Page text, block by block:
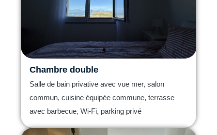
Chambre double
Salle de bain privative avec vue mer, salon
commun, cuisine équipée commune, terrasse
avec barbecue, Wi-Fi, parking privé